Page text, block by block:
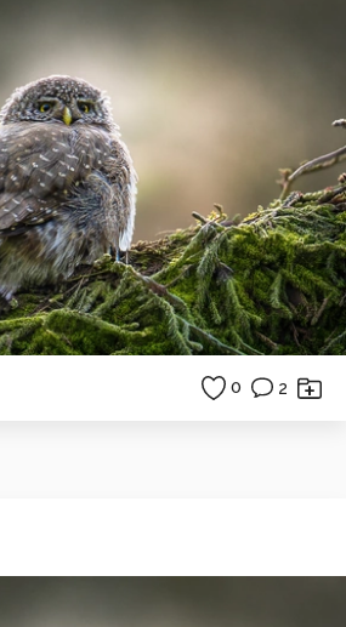
0 2